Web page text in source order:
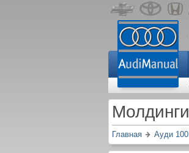
Молдинги
Главная Ауди 100